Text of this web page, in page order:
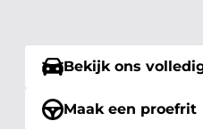
Bekijk ons
Maak een proefrit